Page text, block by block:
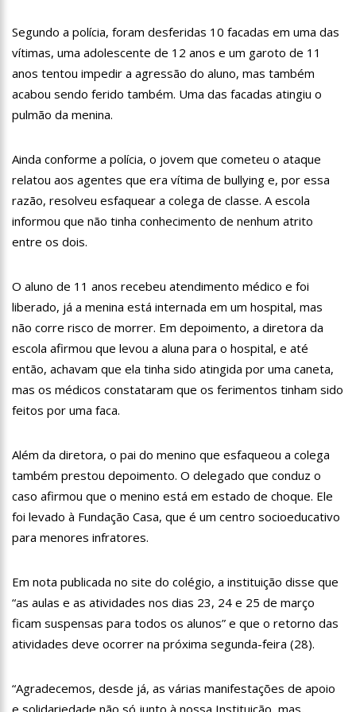
PIB do Japão registra crescimento pela primeira vez em 3
trimestres
12:49 Anitta diz que ficou dez meses sem sexo e revela como se
sentiu
12:37
Agenor Tupinambá fala sobre namoro com Lucas: “Não
12:23
Influenciadora e ex são encontrados mortos em carro no
interior de SP
14:56 Vídeo: Reação de Ana Clara após não pegar buquê em
casamento viraliza: “Filho da put*! Nojento!”
14:52 Procon-AM orienta população que Lei do Troco é válida e
11:52 Petrobras anuncia nova política de preços de combustíveis
11:36 Acusado de divulgar fotos de corpo de Marília Mendonça e
de outros artistas mortos vira réu
11:28
Casal é surpreendido com gravidez de sêxtuplos e pai ‘passa
UEA e Sejusc lançam cursos de capacitação para
atendimento a Pessoas com Deficiência
presente mesmo distante’
14:30 Wilson Lima entrega Caimi Ada Rodrigues Viana revitalizado
à população idosa da zona oeste
14:25
Confira quais bairros de Manaus ficarão sem energia nesta
segunda-feira (15)
14:17 Motoristas de aplicativo entram em greve em todo o Brasil
14:10 Após matar colegas, policial grava vídeo: “Te vejo no inferno”;
assista
Jovem sofre queimaduras de 1º grau no rosto após celular
explodir
13:35 Mulher morre atropelada a caminho do trabalho em Manaus
13:05 Cultura Manaus: 21ª Semana Nacional de Museus conta com
vasta programação em nove espaços culturais
Segundo a polícia, foram desferidas 10 facadas em uma das
vítimas, uma adolescente de 12 anos e um garoto de 11
anos tentou impedir a agressão do aluno, mas também
acabou sendo ferido também. Uma das facadas atingiu o
pulmão da menina.
Ainda conforme a polícia, o jovem que cometeu o ataque
relatou aos agentes que era vítima de bullying e, por essa
razão, resolveu esfaquear a colega de classe. A escola
informou que não tinha conhecimento de nenhum atrito
entre os dois.
O aluno de 11 anos recebeu atendimento médico e foi
liberado, já a menina está internada em um hospital, mas
não corre risco de morrer. Em depoimento, a diretora da
escola afirmou que levou a aluna para o hospital, e até
então, achavam que ela tinha sido atingida por uma caneta,
mas os médicos constataram que os ferimentos tinham sido
feitos por uma faca.
Além da diretora, o pai do menino que esfaqueou a colega
também prestou depoimento. O delegado que conduz o
caso afirmou que o menino está em estado de choque. Ele
foi levado à Fundação Casa, que é um centro socioeducativo
para menores infratores.
Em nota publicada no site do colégio, a instituição disse que
“as aulas e as atividades nos dias 23, 24 e 25 de março
ficam suspensas para todos os alunos” e que o retorno das
atividades deve ocorrer na próxima segunda-feira (28).
“Agradecemos, desde já, as várias manifestações de apoio